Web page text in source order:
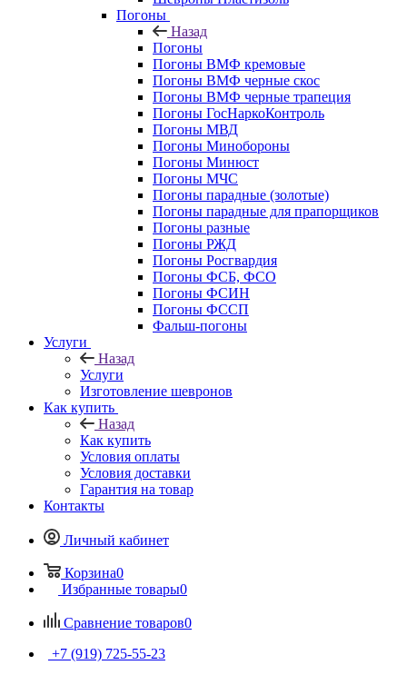
Погоны
Назад
Погоны
Погоны ВМФ кремовые
Погоны ВМФ черные скос
Погоны ВМФ черные трапеция
Погоны ГосНаркоКонтроль
Погоны МВД
Погоны Минобороны
Погоны Минюст
Погоны МЧС
Погоны парадные (золотые)
Погоны парадные для прапорщиков
Погоны разные
Погоны РЖД
Погоны Росгвардия
Погоны ФСБ, ФСО
Погоны ФСИН
Погоны ФССП
Фальш-погоны
Услуги
Назад
Услуги
Изготовление шевронов
Как купить
Назад
Как купить
Условия оплаты
Условия доставки
Гарантия на товар
Контакты
Личный кабинет
Корзина0
Избранные товары0
Сравнение товаров0
+7 (919) 725-55-23